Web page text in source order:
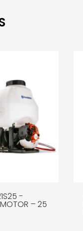
-
MOTOR – 25